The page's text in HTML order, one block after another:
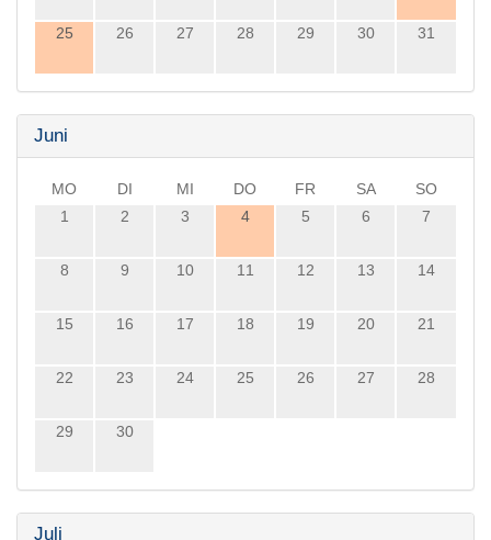
25 26 27 28 29 30 31
Juni
MO DI MI DO FR SA
SO
1
2 3 4 5 6 7
8 9 10 11 12 13 14
15 16 17 18 19 20 21
22 23 24 25 26 27 28
29 30
Juli